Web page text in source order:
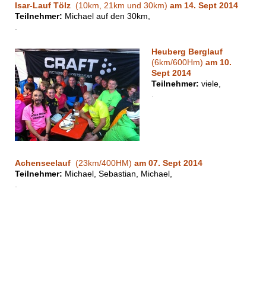
Isar-Lauf Tölz (10km, 21km und 30km) am 14. Sept 2014
Teilnehmer: Michael auf den 30km,
.
Heuberg Berglauf
(6km/600Hm) am 10.
Sept 2014
Teilnehmer: viele,
.
Achenseelauf (23km/400HM) am 07. Sept 2014
Teilnehmer: Michael, Sebastian, Michael,
.